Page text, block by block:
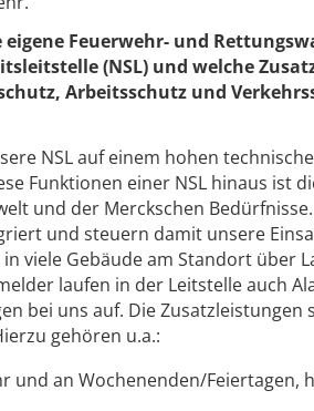
Feuerwehr- und
(NSL) und welche
Arbeitsschutz und
NSL auf einem hohen
Funktionen einer NSL hinaus ist
und der Merckschen
und steuern damit unsere
viele Gebäude am Standort über
laufen in der Leitstelle auch
bei uns auf. Die Zusatzleistungen
gehören u.a.:
und an Wochenenden/Feiertagen,